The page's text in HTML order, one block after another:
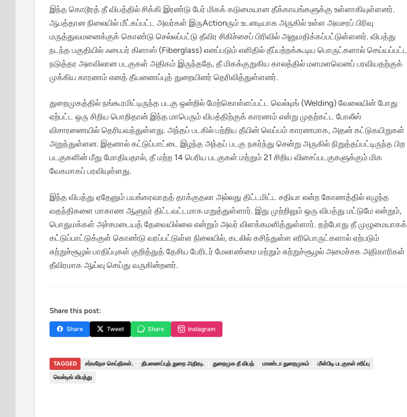
இந்த கொடூரத் தீ விபத்தில் சிக்கி இரண்டு பேர் மிகக் கடுமையான தீக்காயங்களுக்கு உள்ளாகியுள்ளனர்.
ஆபத்தான நிலையில் மீட்கப்பட்ட அவர்கள் இருActionரும் உடனடியாக அருகில் உள்ள அவசரப் பிரிவு
மருத்துவமனைக்குக் கொண்டு செல்லப்பட்டு தீவிர சிகிச்சைப் பிரிவில் அனுமதிக்கப்பட்டுள்ளனர். விபத்து
நடந்த பகுதியில் ஃபைபர் கிளாஸ் (Fiberglass) எனப்படும் எளிதில் தீப்பற்றக்கூடிய பொருட்களால் செய்யப்பட்ட
நடுத்தர அளவிலான படகுகள் அதிகம் இருந்ததே, தீ மிகக்குறுகிய காலத்தில் மளமளவெனப் பரவியதற்குக்
முக்கிய காரணம் எனத் தீயணைப்புத் துறையினர் தெரிவித்துள்ளனர்.
துறைமுகத்தில் நங்கூரமிட்டிருந்த படகு ஒன்றில் மேற்கொள்ளப்பட்ட வெல்டிங் (Welding) வேலையின் போது
ஏற்பட்ட ஒரு சிறிய பொறிதான் இந்த மாபெரும் விபத்திற்குக் காரணம் என்று முதற்கட்ட போலீஸ்
விசாரணையில் தெரியவந்துள்ளது. அந்தப் படகில் பற்றிய தீயின் வெப்பம் காரணமாக, அதன் கட்டுகயிறுகள்
அறுந்துள்ளன. இதனால் கட்டுப்பாட்டை இழந்த அந்தப் படகு நகர்ந்து சென்று அருகில் நிறுத்தப்பட்டிருந்த பிற
படகுகளின் மீது மோதியதால், தீ மற்ற 14 பெரிய படகுகள் மற்றும் 21 சிறிய விசைப்படகுகளுக்கும் மிக
வேகமாகப் பரவியுள்ளது.
இந்த விபத்து ஏதேனும் பயங்கரவாதத் தாக்குதலா அல்லது திட்டமிட்ட சதியா என்ற கோணத்தில் எழுந்த
வதந்திகளை மாகாண ஆளுநர் திட்டவட்டமாக மறுத்துள்ளார். இது முற்றிலும் ஒரு விபத்து மட்டுமே என்றும்,
பொதுமக்கள் அச்சமடையத் தேவையில்லை என்றும் அவர் விளக்கமளித்துள்ளார். தற்போது தீ முழுமையாகக்
கட்டுப்பாட்டுக்குள் கொண்டு வரப்பட்டுள்ள நிலையில், கடலில் கசிந்துள்ள எரிபொருட்களால் ஏற்படும்
சுற்றுச்சூழல் பாதிப்புகள் குறித்துத் தேசிய பேரிடர் மேலாண்மை மற்றும் சுற்றுச்சூழல் அமைச்சக அதிகாரிகள்
தீவிரமாக ஆய்வு செய்து வருகின்றனர்.
Share this post:
Share Tweet Share Instagram
TAGGED சர்வதேச செய்திகள். தீயணைப்புத் துறை அதிரடி. துறைமுக தீ விபத் மாண்டா துறைமுகம்
மீன்பிடி படகுகள் எரிப்பு
வெல்டிங் விபத்து